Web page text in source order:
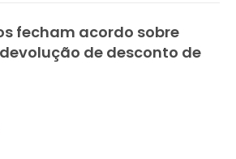
fecham acordo sobre
de desconto de